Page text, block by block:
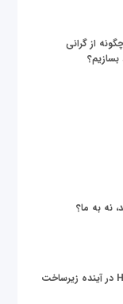
از گرانی
نه به ما؟
زیر پوست دنیای داده؛ نقش سرور HP در آینده زیرساخت